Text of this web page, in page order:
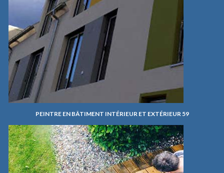
PEINTRE EN BÂTIMENT INTÉRIEUR ET EXTÉRIEUR 59